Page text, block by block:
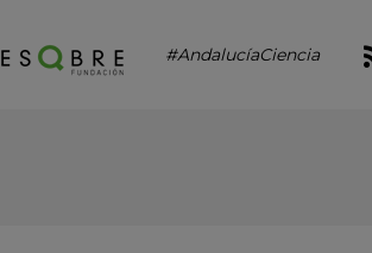
#AndalucíaCiencia